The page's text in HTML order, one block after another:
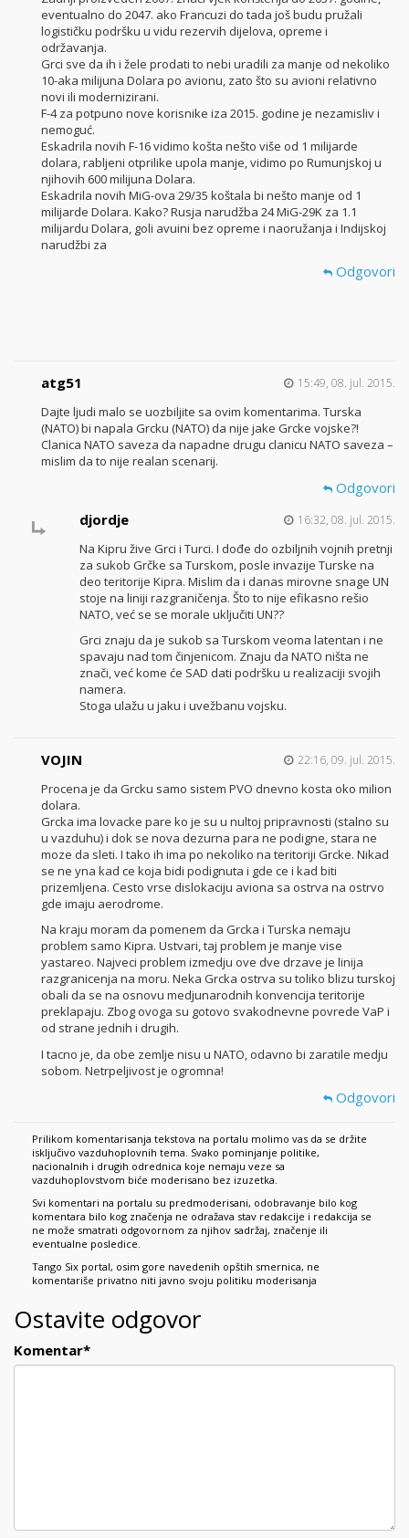
eventualno do 2047. ako Francuzi do tada još budu pružali
logističku podršku u vidu rezervih dijelova, opreme i
održavanja.
Grci sve da ih i žele prodati to nebi uradili za manje od nekoliko
10-aka milijuna Dolara po avionu, zato što su avioni relativno
novi ili modernizirani.
F-4 za potpuno nove korisnike iza 2015. godine je nezamisliv i
nemoguć.
Eskadrila novih F-16 vidimo košta nešto više od 1 milijarde
dolara, rabljeni otprilike upola manje, vidimo po Rumunjskoj u
njihovih 600 milijuna Dolara.
Eskadrila novih MiG-ova 29/35 koštala bi nešto manje od 1
milijarde Dolara. Kako? Rusja narudžba 24 MiG-29K za 1.1
milijardu Dolara, goli avuini bez opreme i naoružanja i Indijskoj
narudžbi za
Odgovori
atg51 15:49, 08. jul. 2015.
Dajte ljudi malo se uozbiljite sa ovim komentarima. Turska
(NATO) bi napala Grcku (NATO) da nije jake Grcke vojske?!
Clanica NATO saveza da napadne drugu clanicu NATO saveza –
mislim da to nije realan scenarij.
Odgovori
djordje
16:32, 08. jul. 2015.
Na Kipru žive Grci i Turci. I dođe do ozbiljnih vojnih pretnji
za sukob Grčke sa Turskom, posle invazije Turske na
deo teritorije Kipra. Mislim da i danas mirovne snage UN
stoje na liniji razgraničenja. Što to nije efikasno rešio
NATO, već se se morale uključiti UN??
Grci znaju da je sukob sa Turskom veoma latentan i ne
spavaju nad tom činjenicom. Znaju da NATO ništa ne
znači, već kome će SAD dati podršku u realizaciji svojih
namera.
Stoga ulažu u jaku i uvežbanu vojsku.
VOJIN 22:16, 09. jul. 2015.
Procena je da Grcku samo sistem PVO dnevno kosta oko milion
dolara.
Grcka ima lovacke pare ko je su u nultoj pripravnosti (stalno su
u vazduhu) i dok se nova dezurna para ne podigne, stara ne
moze da sleti. I tako ih ima po nekoliko na teritoriji Grcke. Nikad
se ne yna kad ce koja bidi podignuta i gde ce i kad biti
prizemljena. Cesto vrse dislokaciju aviona sa ostrva na ostrvo
gde imaju aerodrome.
Na kraju moram da pomenem da Grcka i Turska nemaju
problem samo Kipra. Ustvari, taj problem je manje vise
yastareo. Najveci problem izmedju ove dve drzave je linija
razgranicenja na moru. Neka Grcka ostrva su toliko blizu turskoj
obali da se na osnovu medjunarodnih konvencija teritorije
preklapaju. Zbog ovoga su gotovo svakodnevne povrede VaP i
od strane jednih i drugih.
I tacno je, da obe zemlje nisu u NATO, odavno bi zaratile medju
sobom. Netrpeljivost je ogromna!
Odgovori
Prilikom komentarisanja tekstova na portalu molimo vas da se držite
isključivo vazduhoplovnih tema. Svako pominjanje politike,
nacionalnih i drugih odrednica koje nemaju veze sa
vazduhoplovstvom biće moderisano bez izuzetka.
Svi komentari na portalu su predmoderisani, odobravanje bilo kog
komentara bilo kog značenja ne odražava stav redakcije i redakcija se
ne može smatrati odgovornom za njihov sadržaj, značenje ili
eventualne posledice.
Tango Six portal, osim gore navedenih opštih smernica, ne
komentariše privatno niti javno svoju politiku moderisanja
Ostavite odgovor
Komentar*